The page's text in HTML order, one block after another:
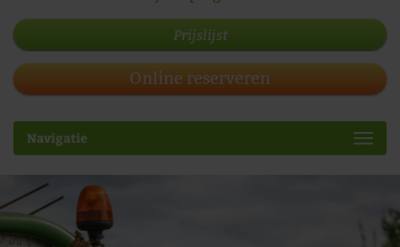
Prijslijst
Online reserveren
Navigatie